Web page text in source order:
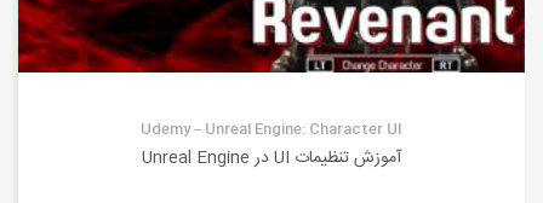
Udemy – Unreal Engine: Character UI
آموزش تنظیمات UI در Unreal Engine